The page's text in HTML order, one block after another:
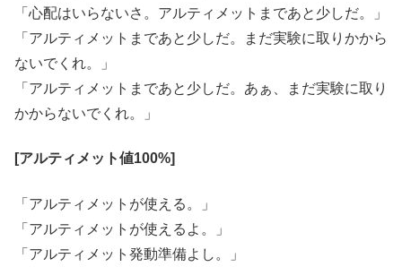
「心配はいらないさ。アルティメットまであと少しだ。」
「アルティメットまであと少しだ。まだ実験に取りかから
ないでくれ。」
「アルティメットまであと少しだ。あぁ、まだ実験に取り
かからないでくれ。」
[アルティメット値100%]
「アルティメットが使える。」
「アルティメットが使えるよ。」
「アルティメット発動準備よし。」